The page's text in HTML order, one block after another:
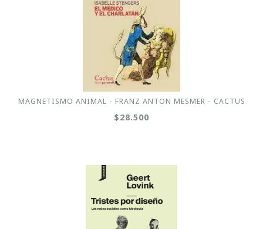
MAGNETISMO ANIMAL - FRANZ ANTON MESMER - CACTUS
$28.500